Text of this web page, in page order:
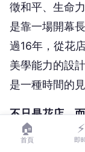
徵和平、生命
是靠一場開幕
過16年，從花
美學能力的設
是一種時間的見
不只是花店 而
巧偶始終強調
🏠
首頁
⚡
即